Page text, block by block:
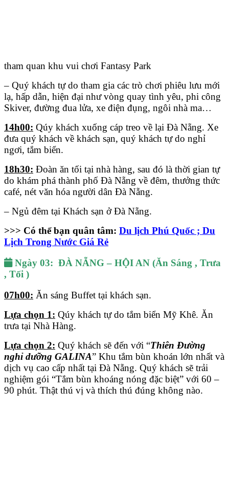
tham quan khu vui chơi Fantasy Park
– Quý khách tự do tham gia các trò chơi phiêu lưu mới
lạ, hấp dẫn, hiện đại như vòng quay tình yêu, phi công
Skiver, đường đua lửa, xe điện đụng, ngôi nhà ma…
14h00: Qúy khách xuống cáp treo về lại Đà Nẵng. Xe
đưa quý khách về khách sạn, quý khách tự do nghỉ
ngơi, tắm biển.
18h30: Đoàn ăn tối tại nhà hàng, sau đó là thời gian tự
do khám phá thành phố Đà Nẵng về đêm, thưởng thức
café, nét văn hóa người dân Đà Nẵng.
– Ngủ đêm tại Khách sạn ở Đà Nẵng.
>>> Có thể bạn quân tâm: Du lịch Phú Quốc ; Du
Lịch Trong Nước Giá Rẻ
Ngày 03: ĐÀ NẴNG – HỘI AN (Ăn Sáng , Trưa
, Tối )
07h00: Ăn sáng Buffet tại khách sạn.
Lựa chọn 1: Qúy khách tự do tắm biển Mỹ Khê. Ăn
trưa tại Nhà Hàng.
Lựa chọn 2: Quý khách sẽ đến với “Thiên Đường
nghỉ dưỡng GALINA” Khu tắm bùn khoán lớn nhất và
dịch vụ cao cấp nhất tại Đà Nẵng. Quý khách sẽ trải
nghiệm gói “Tắm bùn khoáng nóng đặc biệt” với 60 –
90 phút. Thật thú vị và thích thú đúng không nào.